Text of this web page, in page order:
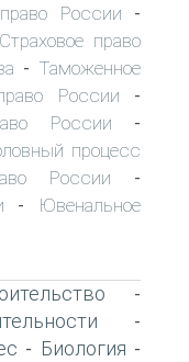
России -
Страховое право
- Таможенное
России -
России -
процесс
России -
-
Ювенальное
-
-
- Биология -